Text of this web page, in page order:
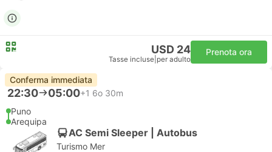
USD 24
Tasse incluse per adulto
Prenota ora
Conferma immediata
22:30 05:00+1 6o 30m
Puno
Arequipa
AC Semi Sleeper | Autobus
Turismo Mer